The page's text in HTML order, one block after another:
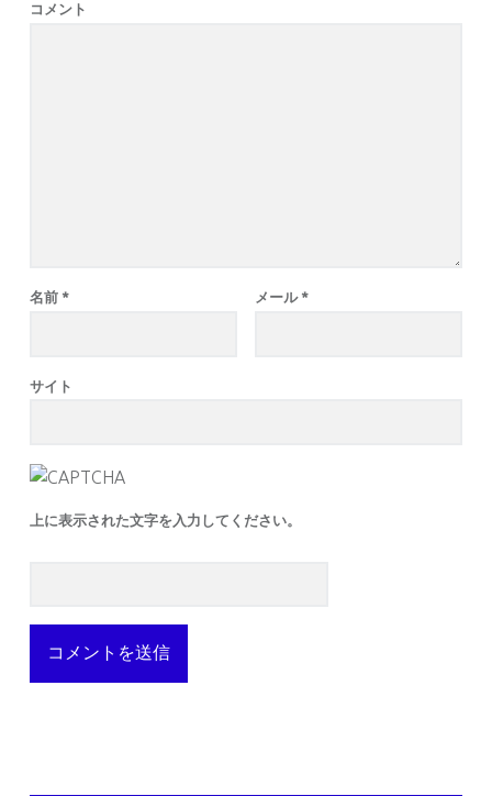
コメント
名前 * メール *
サイト
上に表示された文字を入力してください。